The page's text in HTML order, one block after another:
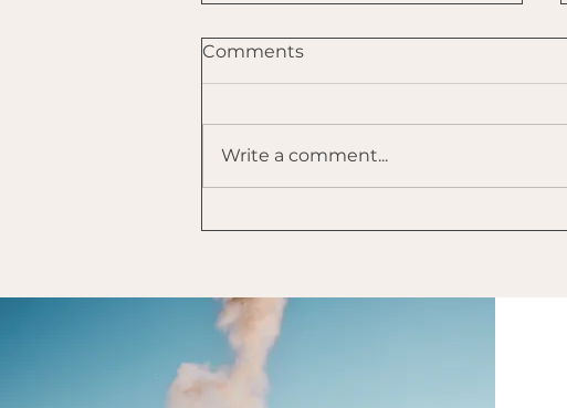
nare gedachten met
humor.
Comments
Write a comment...